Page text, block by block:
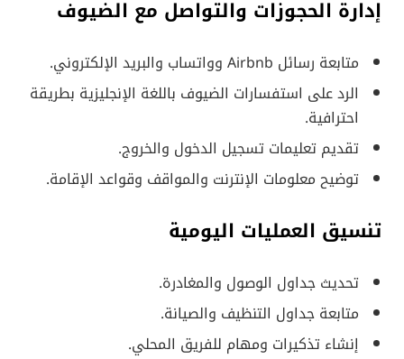
إدارة الحجوزات والتواصل مع الضيوف
متابعة رسائل Airbnb وواتساب والبريد الإلكتروني.
الرد على استفسارات الضيوف باللغة الإنجليزية بطريقة
احترافية.
تقديم تعليمات تسجيل الدخول والخروج.
توضيح معلومات الإنترنت والمواقف وقواعد الإقامة.
تنسيق العمليات اليومية
تحديث جداول الوصول والمغادرة.
متابعة جداول التنظيف والصيانة.
إنشاء تذكيرات ومهام للفريق المحلي.